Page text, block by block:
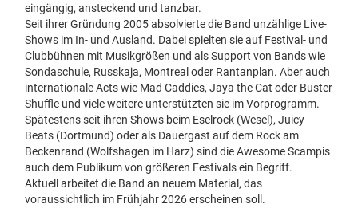
eingängig, ansteckend und tanzbar.
Seit ihrer Gründung 2005 absolvierte die Band unzählige Live-
Shows im In- und Ausland. Dabei spielten sie auf Festival- und
Clubbühnen mit Musikgrößen und als Support von Bands wie
Sondaschule, Russkaja, Montreal oder Rantanplan. Aber auch
internationale Acts wie Mad Caddies, Jaya the Cat oder Buster
Shuffle und viele weitere unterstützten sie im Vorprogramm.
Spätestens seit ihren Shows beim Eselrock (Wesel), Juicy
Beats (Dortmund) oder als Dauergast auf dem Rock am
Beckenrand (Wolfshagen im Harz) sind die Awesome Scampis
auch dem Publikum von größeren Festivals ein Begriff.
Aktuell arbeitet die Band an neuem Material, das
voraussichtlich im Frühjahr 2026 erscheinen soll.